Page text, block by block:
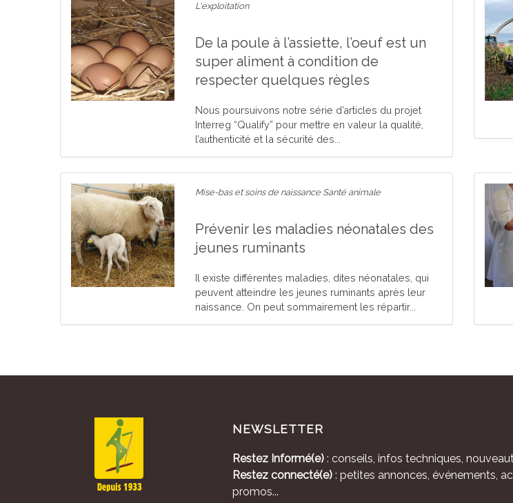
L'exploitation
De la poule à l’assiette, l’oeuf est un
super aliment à condition de
respecter quelques règles
Nous poursuivons notre série d’articles du projet
Interreg “Qualify” pour mettre en valeur la qualité,
l’authenticité et la sécurité des...
Mise-bas et soins de naissance Santé animale
Prévenir les maladies néonatales des
jeunes ruminants
Il existe différentes maladies, dites néonatales, qui
peuvent atteindre les jeunes ruminants après leur
naissance. On peut sommairement les répartir...
NEWSLETTER
Restez Informé(e) : conseils, infos techniques,
Restez connecté(e) : petites annonces, événements,
promos...